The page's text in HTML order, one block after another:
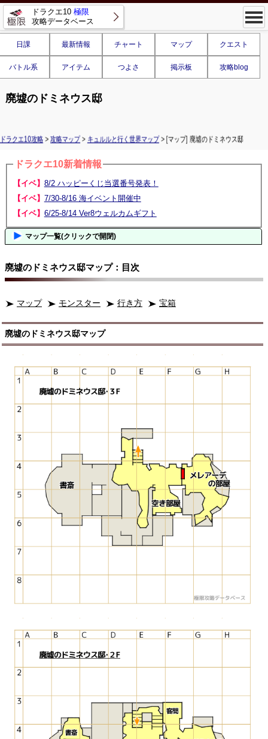
ドラクエ10 極限
攻略データベース
日課 最新情報 チャート マップ クエスト
バトル系 アイテム つよさ 掲示板 攻略blog
廃墟のドミネウス邸
ドラクエ10攻略 > 攻略マップ> キュルルと行く世界マップ> [マップ] 廃墟のドミネウス邸
ドラクエ10新着情報
【イベ】 8/2 ハッピーくじ当選番号発表！
【イベ】 7/30-8/16 海イベント開催中
【イベ】 6/25-8/14 Ver8ウェルカムギフト
マップ一覧(クリックで開閉)
廃墟のドミネウス邸マップ：目次
マップ モンスター 行き方 宝箱
廃墟のドミネウス邸マップ